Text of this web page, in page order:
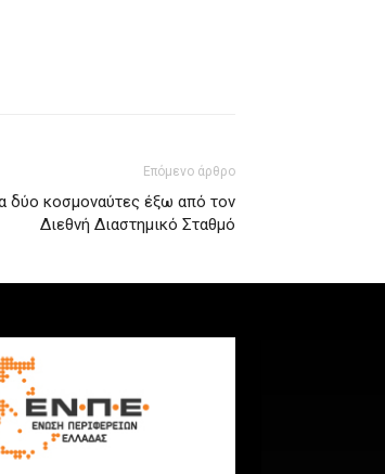
Επόμενο άρθρο
δύο κοσμοναύτες έξω από τον
Διεθνή Διαστημικό Σταθμό